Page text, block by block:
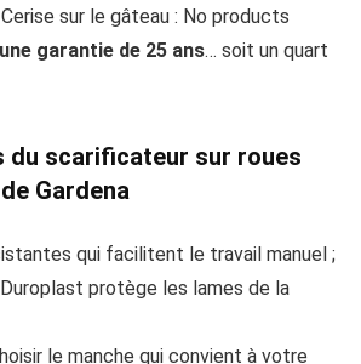
sur le gâteau : No products
une garantie de 25 ans… soit un quart
du scarificateur sur roues
Gardena
qui facilitent le travail manuel ;
protège les lames de la
le manche qui convient à votre